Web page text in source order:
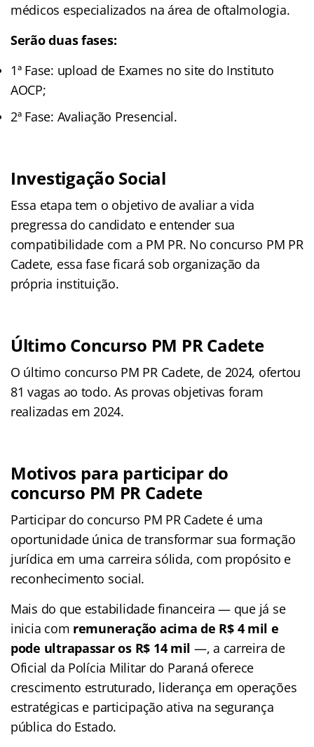
médicos especializados na área de oftalmologia.
Serão duas fases:
1ª Fase: upload de Exames no site do Instituto
AOCP;
2ª Fase: Avaliação Presencial.
Investigação Social
Essa etapa tem o objetivo de avaliar a vida
pregressa do candidato e entender sua
compatibilidade com a PM PR. No concurso PM PR
Cadete, essa fase ficará sob organização da
própria instituição.
Último Concurso PM PR Cadete
O último concurso PM PR Cadete, de 2024, ofertou
81 vagas ao todo. As provas objetivas foram
realizadas em 2024.
Motivos para participar do
concurso PM PR Cadete
Participar do concurso PM PR Cadete é uma
oportunidade única de transformar sua formação
jurídica em uma carreira sólida, com propósito e
reconhecimento social.
Mais do que estabilidade financeira — que já se
inicia com remuneração acima de R$ 4 mil e
pode ultrapassar os R$ 14 mil —, a carreira de
Oficial da Polícia Militar do Paraná oferece
crescimento estruturado, liderança em operações
estratégicas e participação ativa na segurança
pública do Estado.